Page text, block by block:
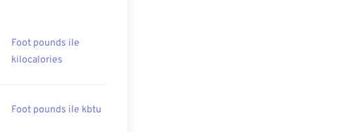
Foot pounds ile
kilocalories
Foot pounds ile kbtu